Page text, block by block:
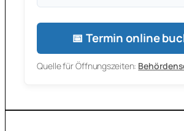
📅 Termin online
Quelle für Öffnungszeiten: